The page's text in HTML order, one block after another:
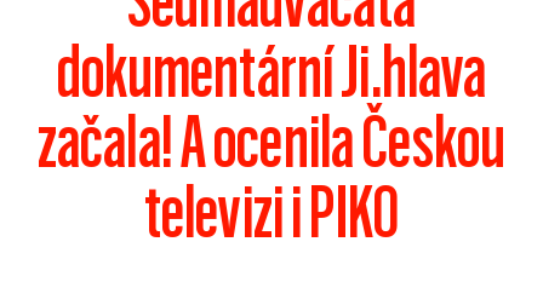
dokumentární Ji.hlava
začala! A ocenila Českou
televizi i PIKO